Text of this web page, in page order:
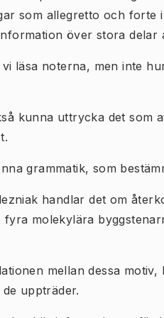
som allegretto och forte
över stora delar
vi läsa noterna, men inte
kunna uttrycka det som
grammatik, som
handlar det om
molekylära
mellan dessa
uppträder.